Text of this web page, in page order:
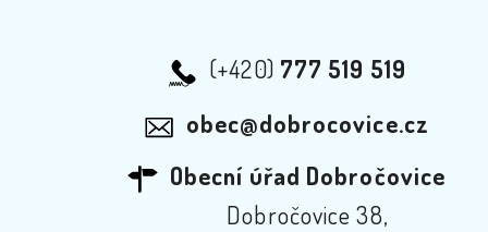
(+420) 777 519 519
obec@dobrocovice.cz
Obecní úřad Dobročovice
Dobročovice 38,